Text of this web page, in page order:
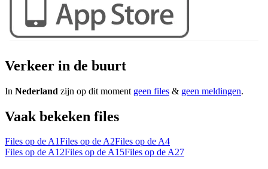
Verkeer in de buurt
In Nederland zijn op dit moment geen files & geen meldingen.
Vaak bekeken files
Files op de A1Files op de A2Files op de A4
Files op de A12Files op de A15Files op de A27